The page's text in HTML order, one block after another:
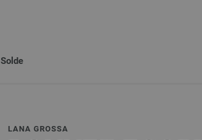
Solde
LANA GROSSA